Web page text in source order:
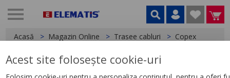
Acasă Magazin Online Trasee cabluri Copex
< Copex
Acest site folosește cookie-uri